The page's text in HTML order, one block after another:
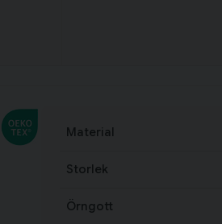
Material
Storlek
Örngott